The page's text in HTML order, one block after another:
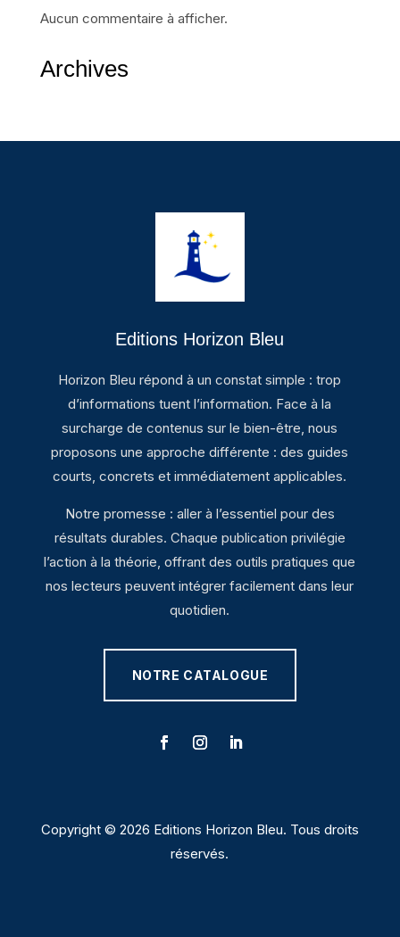
Aucun commentaire à afficher.
Archives
Editions Horizon Bleu
Horizon Bleu répond à un constat simple : trop
d’informations tuent l’information. Face à la
surcharge de contenus sur le bien-être, nous
proposons une approche différente : des guides
courts, concrets et immédiatement applicables.
Notre promesse : aller à l’essentiel pour des
résultats durables. Chaque publication privilégie
l’action à la théorie, offrant des outils pratiques que
nos lecteurs peuvent intégrer facilement dans leur
quotidien.
NOTRE CATALOGUE
Copyright © 2026 Editions Horizon Bleu. Tous droits
réservés.